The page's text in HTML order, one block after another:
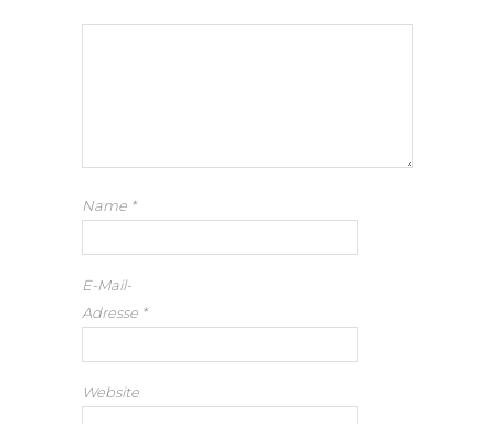
Name *
E-Mail-
Adresse *
Website